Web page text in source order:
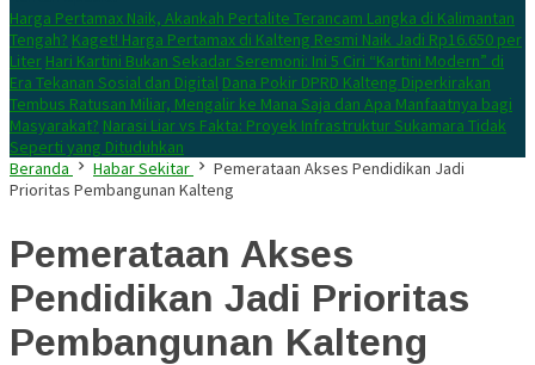
Harga Pertamax Naik, Akankah Pertalite Terancam Langka di Kalimantan
Tengah? Kaget! Harga Pertamax di Kalteng Resmi Naik Jadi Rp16.650 per
Liter Hari Kartini Bukan Sekadar Seremoni: Ini 5 Ciri “Kartini Modern” di
Era Tekanan Sosial dan Digital Dana Pokir DPRD Kalteng Diperkirakan
Tembus Ratusan Miliar, Mengalir ke Mana Saja dan Apa Manfaatnya bagi
Masyarakat? Narasi Liar vs Fakta: Proyek Infrastruktur Sukamara Tidak
Seperti yang Dituduhkan
Beranda
Habar Sekitar
Pemerataan Akses Pendidikan Jadi
Prioritas Pembangunan Kalteng
Pemerataan Akses
Pendidikan Jadi Prioritas
Pembangunan Kalteng